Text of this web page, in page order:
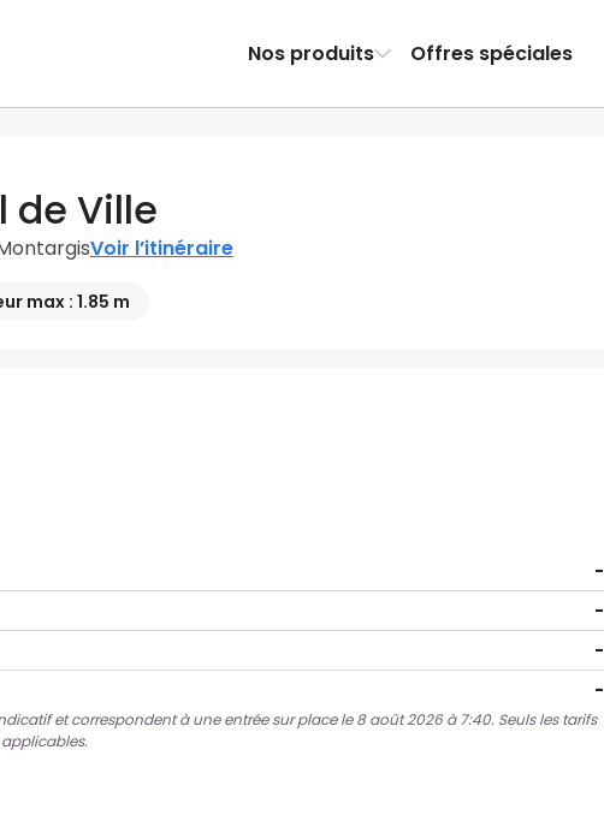
Nos produits Offres spéciales
de Ville
Voir l’itinéraire
max : 1.85 m
-
-
-
-
et correspondent à une entrée sur place le 8 août 2026 à 7:40. Seuls les tarifs